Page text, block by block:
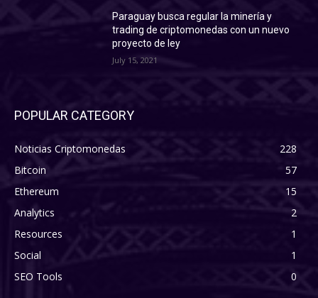
Paraguay busca regular la minería y
trading de criptomonedas con un nuevo
proyecto de ley
July 15, 2021
POPULAR CATEGORY
Noticias Criptomonedas
228
Bitcoin
57
Ethereum
15
Analytics
2
Resources
1
Social
1
SEO Tools
0